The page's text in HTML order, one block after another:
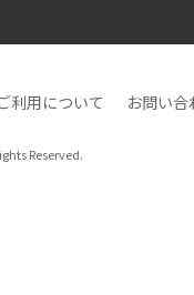
利用について お問い合
Reserved.